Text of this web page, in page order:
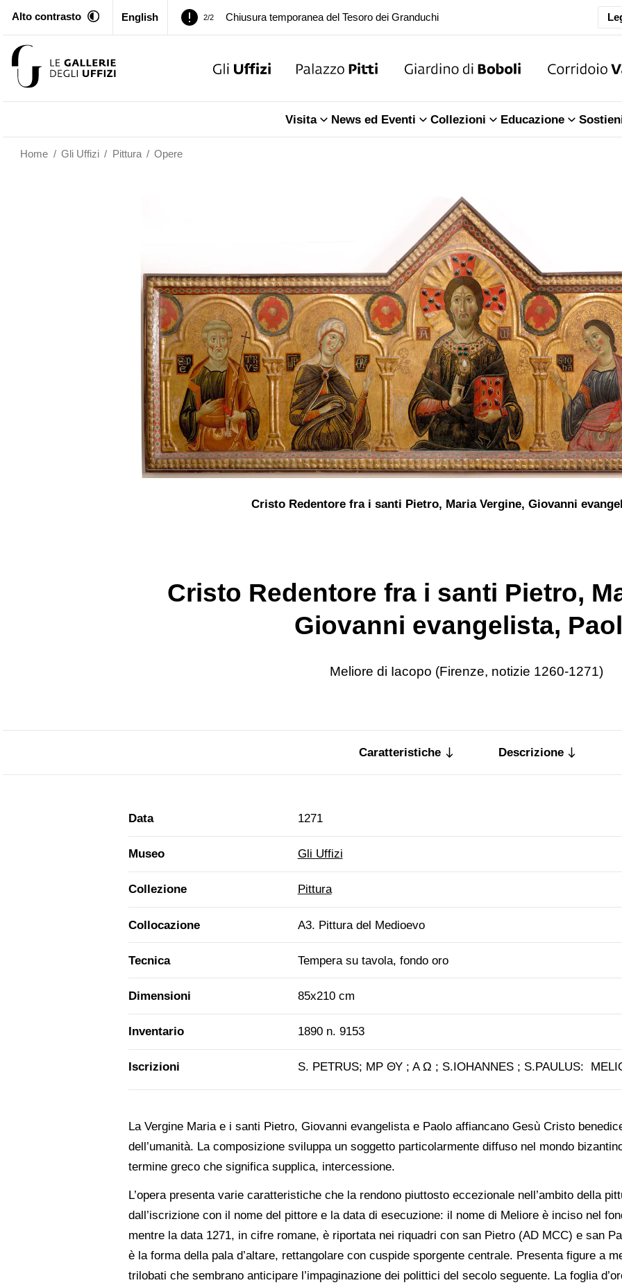
Alto contrasto English 1/2 Palazzo Pitti. Temporanea chiusura della Sala dell'Iliade
Chiusura temporanea del Tesoro dei Granduchi
Visita News ed Eventi Collezioni Educazione
Home / Gli Uffizi / Pittura / Opere
Cristo Redentore fra i santi Pietro, Maria Vergine, Giovanni
Cristo Redentore fra i santi Pietro,
Giovanni evangelista,
Meliore di Iacopo (Firenze, notizie 1260-1271)
Caratteristiche Descrizione
Data 1271
Museo Gli Uffizi
Collezione Pittura
Collocazione A3. Pittura del Medioevo
Tecnica Tempera su tavola, fondo oro
Dimensioni 85x210 cm
Inventario 1890 n. 9153
Iscrizioni S. PETRUS; ΜΡ ΘΥ ; Α Ω ; S.IOHANNES ; S.PAULUS:
La Vergine Maria e i santi Pietro, Giovanni evangelista e Paolo affiancano Gesù Cristo
dell’umanità. La composizione sviluppa un soggetto particolarmente diffuso nel mondo
termine greco che significa supplica, intercessione.
L’opera presenta varie caratteristiche che la rendono piuttosto eccezionale nell’ambito della
dall’iscrizione con il nome del pittore e la data di esecuzione: il nome di Meliore è inciso nel
mentre la data 1271, in cifre romane, è riportata nei riquadri con san Pietro (AD MCC) e san
è la forma della pala d’altare, rettangolare con cuspide sporgente centrale. Presenta figure a
trilobati che sembrano anticipare l’impaginazione dei polittici del secolo seguente. La foglia